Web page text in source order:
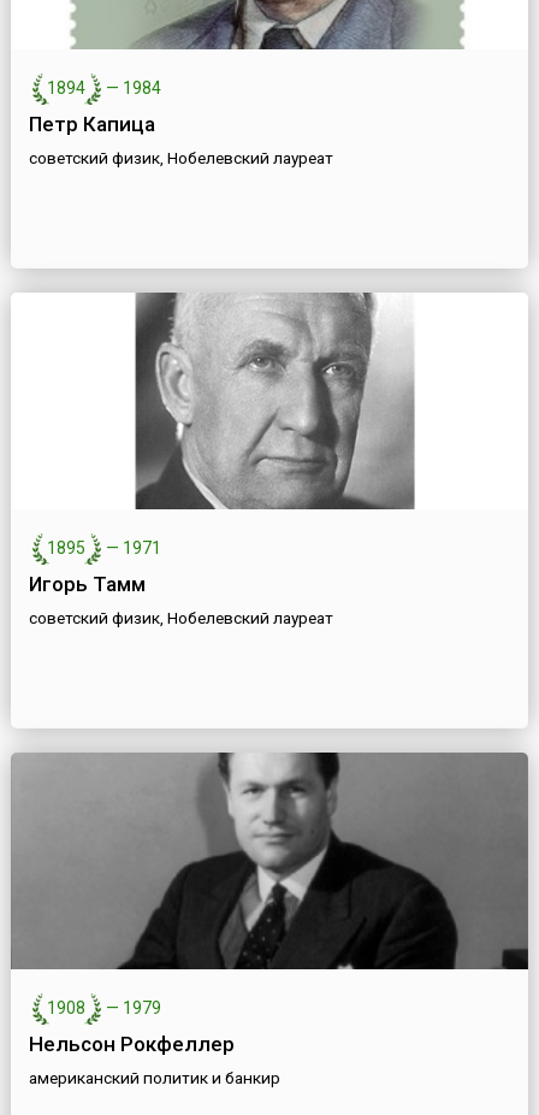
1894 — 1984
Петр Капица
советский физик, Нобелевский лауреат
1895 — 1971
Игорь Тамм
советский физик, Нобелевский лауреат
1908 — 1979
Нельсон Рокфеллер
американский политик и банкир